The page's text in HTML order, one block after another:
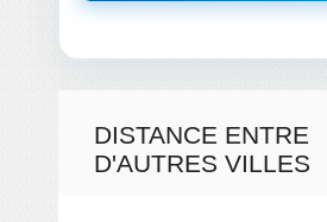
DISTANCE ENTRE
D'AUTRES VILLES